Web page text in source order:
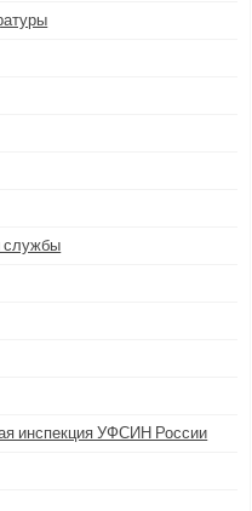
службы
инспекция УФСИН России